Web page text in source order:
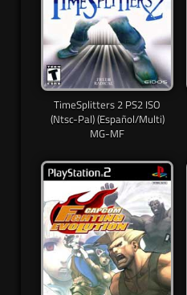
TimeSplitters 2 PS2 ISO
(Ntsc-Pal) (Español/Multi)
MG-MF